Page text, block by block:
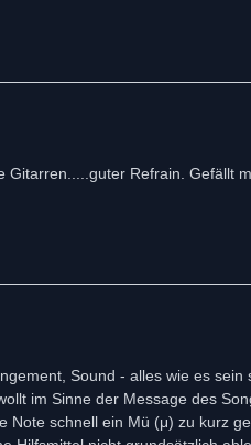
Refrain. Gefällt
Sound - alles wie es sein
im Sinne der Message des
schnell ein Mü (μ) zu kurz